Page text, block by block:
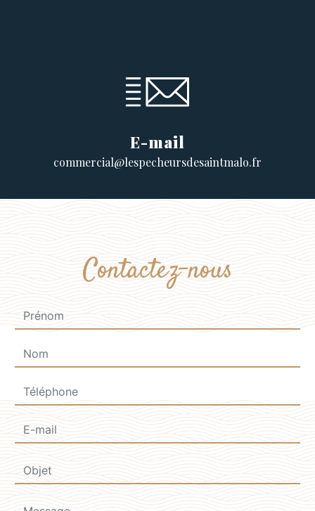
E-mail
commercial@lespecheursdesaintmalo.fr
Contactez-nous